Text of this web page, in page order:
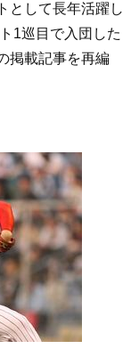
として長年活躍し
1巡目で入団した
掲載記事を再編